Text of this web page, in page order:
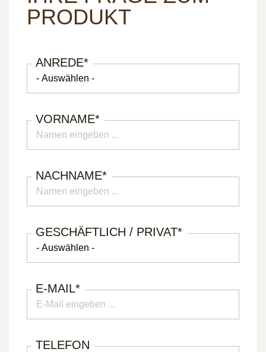
PRODUKT
ANREDE*
VORNAME*
NACHNAME*
GESCHÄFTLICH / PRIVAT*
E-MAIL*
TELEFON